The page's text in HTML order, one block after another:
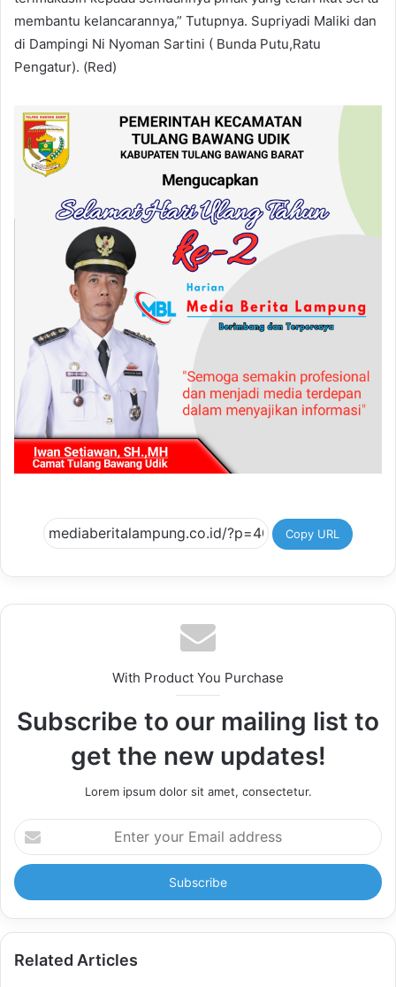
membantu kelancarannya,” Tutupnya. Supriyadi Maliki dan
di Dampingi Ni Nyoman Sartini ( Bunda Putu,Ratu
Pengatur). (Red)
Copy URL
With Product You Purchase
Subscribe to our mailing list to
get the new updates!
Lorem ipsum dolor sit amet, consectetur.
Enter
your
Email
address
Related Articles